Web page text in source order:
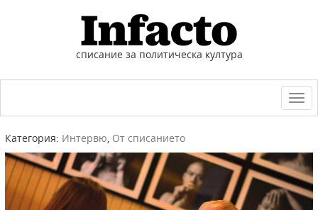
списание за политическа култура
Категория: Интервю, От списанието